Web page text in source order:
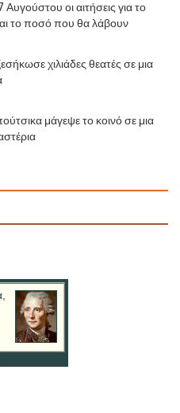
οι αιτήσεις για το
το ποσό που θα λάβουν
χιλιάδες θεατές σε μια
μάγεψε το κοινό σε μια